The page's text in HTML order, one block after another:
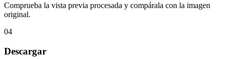
Comprueba la vista previa procesada y compárala con la imagen
original.
04
Descargar